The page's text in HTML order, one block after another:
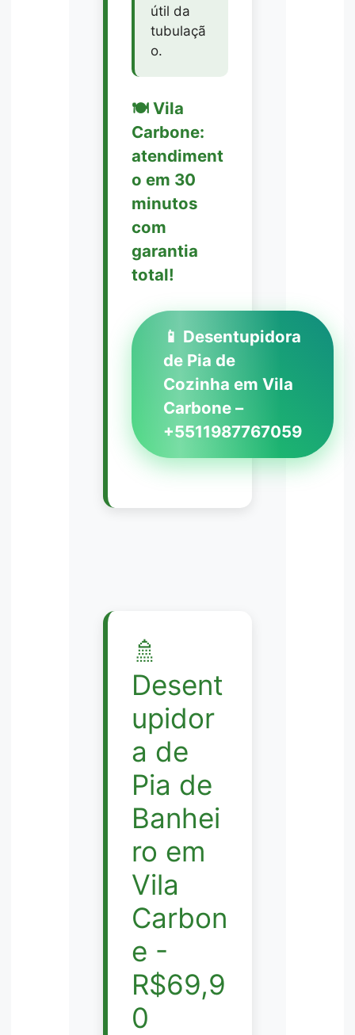
útil da
tubulaçã
o.
🍽️ Vila
Carbone:
atendiment
o em 30
minutos
com
garantia
total!
📱 Desentupidora
de Pia de
Cozinha em Vila
Carbone –
+5511987767059
🚿
Desent
upidor
a de
Pia de
Banhei
ro em
Vila
Carbon
e -
R$69,9
0